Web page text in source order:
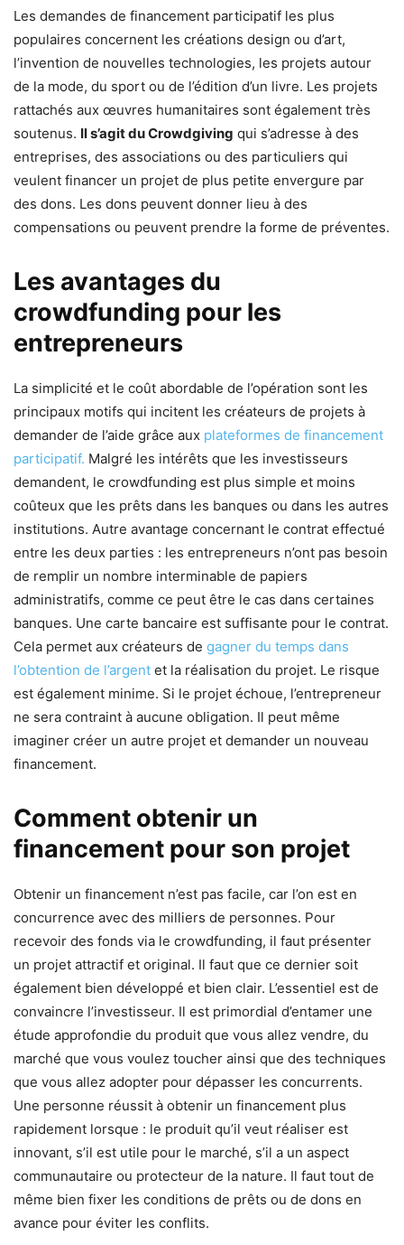
Les demandes de financement participatif les plus
populaires concernent les créations design ou d’art,
l’invention de nouvelles technologies, les projets autour
de la mode, du sport ou de l’édition d’un livre. Les projets
rattachés aux œuvres humanitaires sont également très
soutenus. Il s’agit du Crowdgiving qui s’adresse à des
entreprises, des associations ou des particuliers qui
veulent financer un projet de plus petite envergure par
des dons. Les dons peuvent donner lieu à des
compensations ou peuvent prendre la forme de préventes.
Les avantages du
crowdfunding pour les
entrepreneurs
La simplicité et le coût abordable de l’opération sont les
principaux motifs qui incitent les créateurs de projets à
demander de l’aide grâce aux plateformes de financement
participatif. Malgré les intérêts que les investisseurs
demandent, le crowdfunding est plus simple et moins
coûteux que les prêts dans les banques ou dans les autres
institutions. Autre avantage concernant le contrat effectué
entre les deux parties : les entrepreneurs n’ont pas besoin
de remplir un nombre interminable de papiers
administratifs, comme ce peut être le cas dans certaines
banques. Une carte bancaire est suffisante pour le contrat.
Cela permet aux créateurs de gagner du temps dans
l’obtention de l’argent et la réalisation du projet. Le risque
est également minime. Si le projet échoue, l’entrepreneur
ne sera contraint à aucune obligation. Il peut même
imaginer créer un autre projet et demander un nouveau
financement.
Comment obtenir un
financement pour son projet
Obtenir un financement n’est pas facile, car l’on est en
concurrence avec des milliers de personnes. Pour
recevoir des fonds via le crowdfunding, il faut présenter
un projet attractif et original. Il faut que ce dernier soit
également bien développé et bien clair. L’essentiel est de
convaincre l’investisseur. Il est primordial d’entamer une
étude approfondie du produit que vous allez vendre, du
marché que vous voulez toucher ainsi que des techniques
que vous allez adopter pour dépasser les concurrents.
Une personne réussit à obtenir un financement plus
rapidement lorsque : le produit qu’il veut réaliser est
innovant, s’il est utile pour le marché, s’il a un aspect
communautaire ou protecteur de la nature. Il faut tout de
même bien fixer les conditions de prêts ou de dons en
avance pour éviter les conflits.